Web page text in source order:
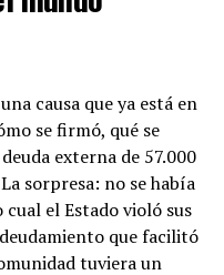
MU
causa que ya está en
se firmó, qué se
externa de 57.000
sorpresa: no se había
el Estado violó sus
que facilitó
tuviera un